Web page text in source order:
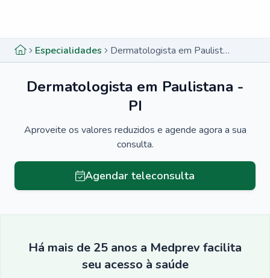
Especialidades Dermatologista em Paulistana - PI
Dermatologista em Paulistana -
PI
Aproveite os valores reduzidos e agende agora a sua
consulta.
Agendar teleconsulta
Há mais de 25 anos a Medprev facilita
seu acesso à saúde